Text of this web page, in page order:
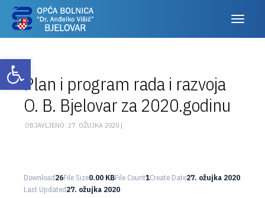
Otvori alatnu traku
Plan i program rada i razvoja
O. B. Bjelovar za 2020.godinu
OBJAVLJENO: 27. OŽUJKA 2020 |
Download26File Size0.00 KBFile Count1Create Date27. ožujka 2020
Last Updated27. ožujka 2020